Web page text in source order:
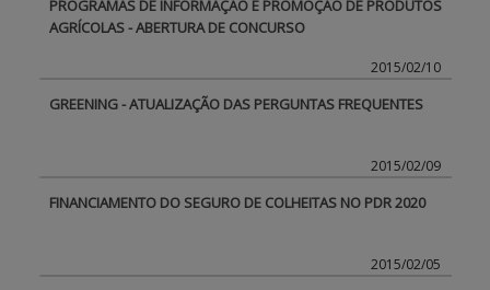
PROGRAMAS DE INFORMAÇÃO E PROMOÇÃO DE PRODUTOS
AGRÍCOLAS - ABERTURA DE CONCURSO
2015/02/10
GREENING - ATUALIZAÇÃO DAS PERGUNTAS FREQUENTES
2015/02/09
FINANCIAMENTO DO SEGURO DE COLHEITAS NO PDR 2020
2015/02/05